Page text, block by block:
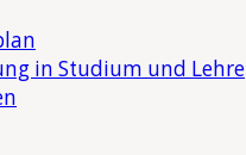
in Studium und Lehre